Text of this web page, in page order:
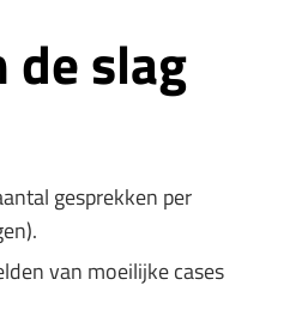
de slag
gesprekken per
van moeilijke cases